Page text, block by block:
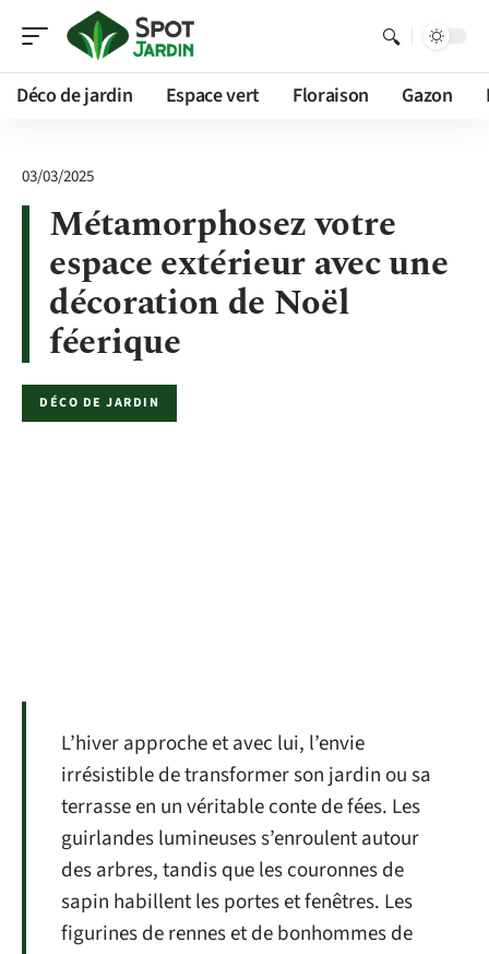
Déco de jardin Espace vert Floraison Gazon
03/03/2025
Métamorphosez votre
espace extérieur avec une
décoration de Noël
féerique
DÉCO DE JARDIN
L’hiver approche et avec lui, l’envie
irrésistible de transformer son jardin ou sa
terrasse en un véritable conte de fées. Les
guirlandes lumineuses s’enroulent autour
des arbres, tandis que les couronnes de
sapin habillent les portes et fenêtres. Les
figurines de rennes et de bonhommes de